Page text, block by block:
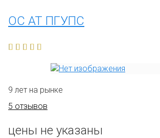
ОС АТ ПГУПС
9 лет на рынке
5 отзывов
цены не указаны